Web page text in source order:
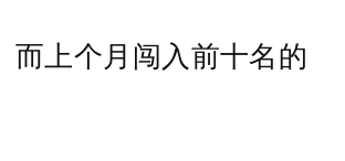
而上个月闯入前十名的